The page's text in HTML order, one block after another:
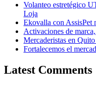
Volanteo estretégico
Loja
Ekovalla con AssisPet
Activaciones de
Mercaderistas en
Fortalecemos el
Latest Comments